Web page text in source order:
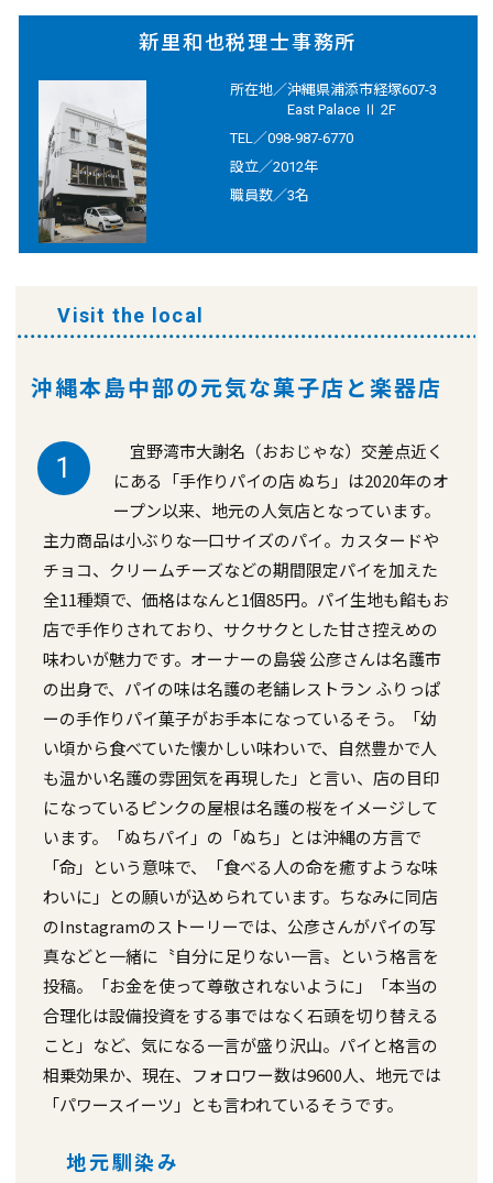
新里和也税理士事務所
所在地／沖縄県浦添市経塚607-3
East Palace Ⅱ 2F
TEL／098-987-6770
設立／2012年
職員数／3名
Visit the local
沖縄本島中部の元気な菓子店と楽器店
地元馴染み
1
宜野湾市大謝名（おおじゃな）交差点近く
にある「手作りパイの店 ぬち」は2020年のオ
ープン以来、地元の人気店となっています。
主力商品は小ぶりな一口サイズのパイ。カスタードや
チョコ、クリームチーズなどの期間限定パイを加えた
全11種類で、価格はなんと1個85円。パイ生地も餡もお
店で手作りされており、サクサクとした甘さ控えめの
味わいが魅力です。オーナーの島袋 公彦さんは名護市
の出身で、パイの味は名護の老舗レストラン ふりっぱ
ーの手作りパイ菓子がお手本になっているそう。「幼
い頃から食べていた懐かしい味わいで、自然豊かで人
も温かい名護の雰囲気を再現した」と言い、店の目印
になっているピンクの屋根は名護の桜をイメージして
います。「ぬちパイ」の「ぬち」とは沖縄の方言で
「命」という意味で、「食べる人の命を癒すような味
わいに」との願いが込められています。ちなみに同店
のInstagramのストーリーでは、公彦さんがパイの写
真などと一緒に〝自分に足りない一言〟という格言を
投稿。「お金を使って尊敬されないように」「本当の
合理化は設備投資をする事ではなく石頭を切り替える
こと」など、気になる一言が盛り沢山。パイと格言の
相乗効果か、現在、フォロワー数は9600人、地元では
「パワースイーツ」とも言われているそうです。